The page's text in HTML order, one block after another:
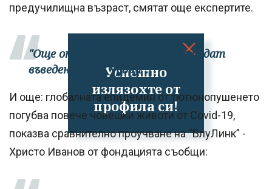
Успешно
излязохте от
профила си!
предучилищна възраст, смятат още експертите.
"Още от септември месец да бъдат
въведени тези уроци".
И още: глобалната епидемия от тютюнопушенето
погубва повече човешки животи от Covid-19,
показва сравнително проучване на “БлуЛинк” -
Христо Иванов от фондацията съобщи: